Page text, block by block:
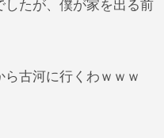
たが、僕が家を出る前
古河に行くわｗｗｗ